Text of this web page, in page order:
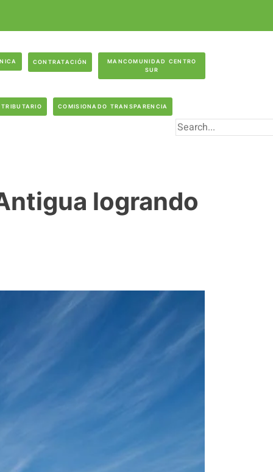
CONTRATACIÓN
MANCOMUNIDAD CENTRO
SUR
COMISIONADO TRANSPARENCIA
logrando